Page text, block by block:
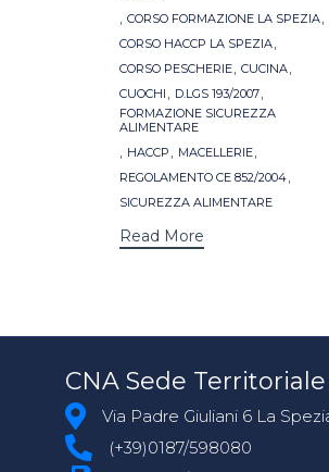
, CORSO FORMAZIONE LA SPEZIA,
CORSO HACCP LA SPEZIA,
CORSO PESCHERIE, CUCINA,
CUOCHI , D.LGS 193/2007,
FORMAZIONE SICUREZZA
ALIMENTARE
, HACCP , MACELLERIE,
REGOLAMENTO CE 852/2004,
SICUREZZA ALIMENTARE
Read More
CNA Sede
Via Padre Giuliani 6 La
(+39)0187/598080